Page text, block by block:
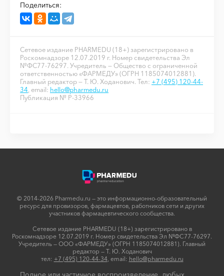
Поделиться:
Сетевое издание PHARMEDU (18+) зарегистрировано в
Роскомнадзоре 12.07.2019 г. Номер свидетельства Эл
№ФС77-76297. Учредитель — Общество с ограниченной
ответственностью «ФАРМЕДУ» (ОГРН 1185074012881).
Главный редактор — Т. Ю. Ходанович. Тел: +7 (495) 120-44-
34 , email: hello@pharmedu.ru
Публикация № P-33966
© 2014-2026 Pharmedu.ru — это информационно-образовательный
ресурс для провизоров, фармацевтов, работников сети и других
участников фармацевтического сообщества.
Сетевое издание PHARMEDU (18+) зарегистрировано в
Роскомнадзоре 12.07.2019 г. Номер свидетельства Эл №ФС77-76297.
Учредитель — ООО «ФАРМЕДУ» (ОГРН 1185074012881). Главный
редактор — Т. Ю. Ходанович
тел: +7 (495) 120-44-34, email: hello@pharmedu.ru